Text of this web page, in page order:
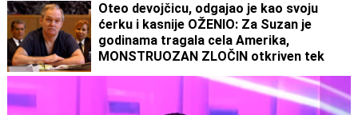
Oteo devojčicu, odgajao je kao svoju
ćerku i kasnije OŽENIO: Za Suzan je
godinama tragala cela Amerika,
MONSTRUOZAN ZLOČIN otkriven tek
decenijama kasnije